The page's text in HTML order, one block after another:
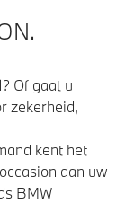
Of gaat u
zekerheid,
kent het
dan uw
BMW